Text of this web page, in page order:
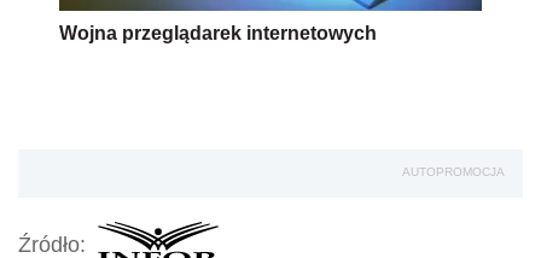
Wojna przeglądarek internetowych
AUTOPROMOCJA
Źródło: